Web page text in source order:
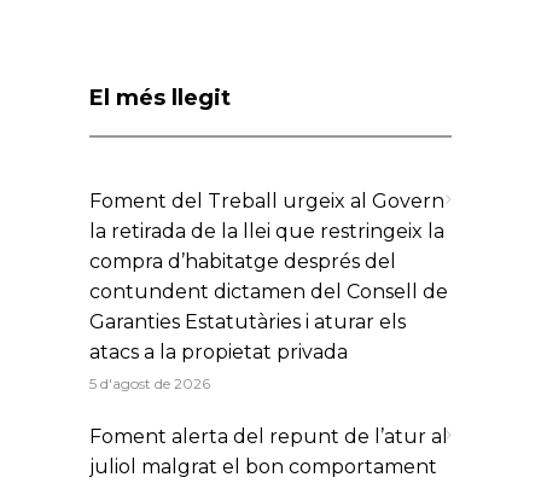
El més llegit
Foment del Treball urgeix al Govern
la retirada de la llei que restringeix la
compra d’habitatge després del
contundent dictamen del Consell de
Garanties Estatutàries i aturar els
atacs a la propietat privada
5 d'agost de 2026
Foment alerta del repunt de l’atur al
juliol malgrat el bon comportament